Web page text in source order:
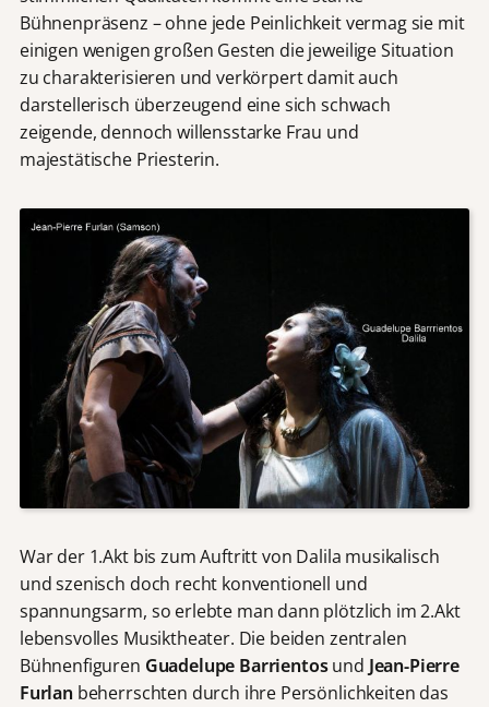
Bühnenpräsenz – ohne jede Peinlichkeit vermag sie mit
einigen wenigen großen Gesten die jeweilige Situation
zu charakterisieren und verkörpert damit auch
darstellerisch überzeugend eine sich schwach
zeigende, dennoch willensstarke Frau und
majestätische Priesterin.
War der 1.Akt bis zum Auftritt von Dalila musikalisch
und szenisch doch recht konventionell und
spannungsarm, so erlebte man dann plötzlich im 2.Akt
lebensvolles Musiktheater. Die beiden zentralen
Bühnenfiguren Guadelupe Barrientosund Jean-Pierre
Furlanbeherrschten durch ihre Persönlichkeiten das